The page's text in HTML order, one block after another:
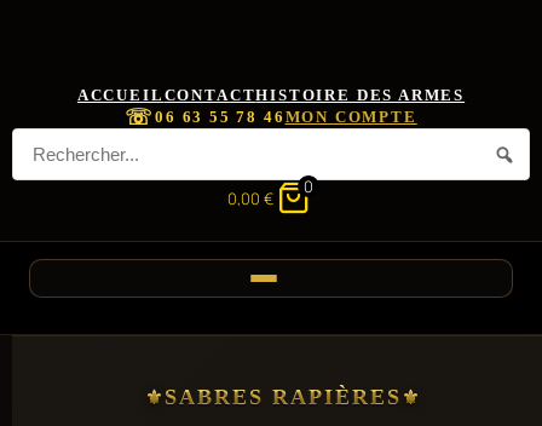
ACCUEIL CONTACTHISTOIRE DES ARMES
☏06 63 55 78 46 MON COMPTE
0,00 €
0
SABRES RAPIÈRES